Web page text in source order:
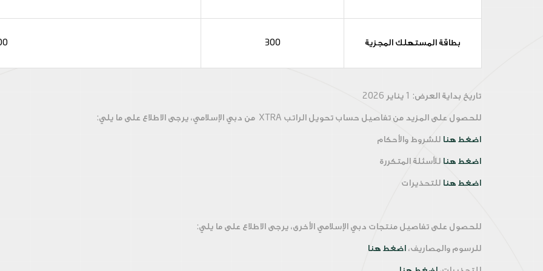
بطاقة المستهلك المجزية 300
تاريخ بداية العرض: 1 يناير 2026
للحصول على المزيد من تفاصيل حساب تحويل الراتب XTRA من دبي الإسلامي، يرجى الاطلاع على ما يلي:
اضغط هنا للشروط والأحكام
اضغط هنا للأسئلة المتكررة
اضغط هنا للتحذيرات
للحصول على تفاصيل منتجات دبي الإسلامي الأخرى، يرجى الاطلاع على ما يلي:
للرسوم والمصاريف، اضغط هنا